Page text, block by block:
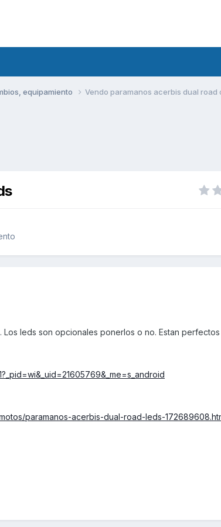
equipamiento Vendo paramanos acerbis dual road
leds son opcionales ponerlos o no. Estan
paramanos-acerbis-dual-road-leds-